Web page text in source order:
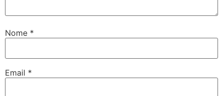
Nome *
Email *